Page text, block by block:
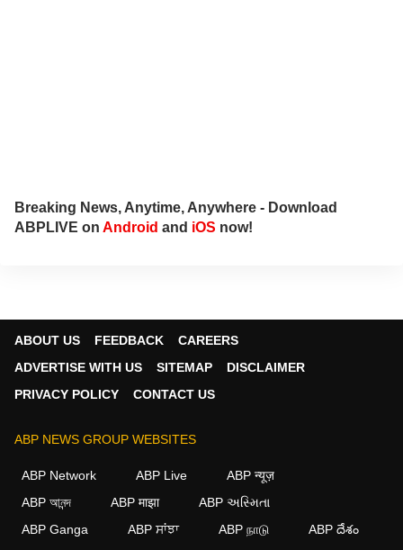
Breaking News, Anytime, Anywhere - Download
ABPLIVE on Android and iOS now!
ABOUT US FEEDBACK
CAREERS
ADVERTISE WITH US
SITEMAP
DISCLAIMER
PRIVACY POLICY
CONTACT US
ABP NEWS GROUP WEBSITES
ABP Network ABP Live
ABP न्यूज़
ABP আনন্দ
ABP माझा
ABP અસ્મિતા
ABP Ganga
ABP ਸਾਂਝਾ ABP நாடு ABP దేశం